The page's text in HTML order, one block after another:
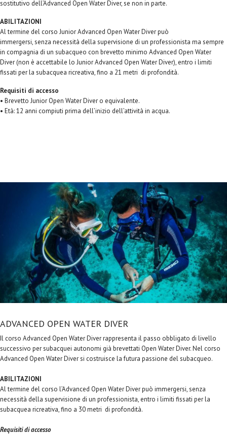
sostitutivo dell’Advanced Open Water Diver, se non in parte.
ABILITAZIONI
Al termine del corso Junior Advanced Open Water Diver può
immergersi, senza necessità della supervisione di un professionista ma sempre
in compagnia di un subacqueo con brevetto minimo Advanced Open Water
Diver (non è accettabile lo Junior Advanced Open Water Diver), entro i limiti
fissati per la subacquea ricreativa, fino a 21 metri di profondità.
Requisiti di accesso
• Brevetto Junior Open Water Diver o equivalente.
• Età: 12 anni compiuti prima dell’inizio dell’attività in acqua.
ADVANCED OPEN WATER DIVER
Il corso Advanced Open Water Diver rappresenta il passo obbligato di livello
successivo per subacquei autonomi già brevettati Open Water Diver. Nel corso
Advanced Open Water Diver si costruisce la futura passione del subacqueo.
ABILITAZIONI
Al termine del corso l’Advanced Open Water Diver può immergersi, senza
necessità della supervisione di un professionista, entro i limiti fissati per la
subacquea ricreativa, fino a 30 metri di profondità.
Requisiti di accesso